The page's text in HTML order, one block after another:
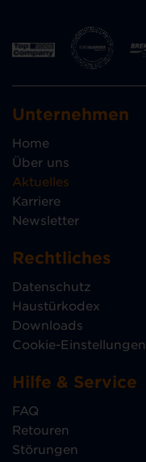
Unternehmen
Home
Über uns
Aktuelles
Karriere
Newsletter
Rechtliches
Datenschutz
Haustürkodex
Downloads
Cookie-Einstellungen
Hilfe & Service
FAQ
Retouren
Störungen